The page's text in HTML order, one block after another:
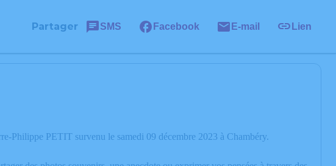
Partager SMS Facebook E-mail Lien
Philippe PETIT survenu le samedi 09 décembre 2023 à Chambéry.